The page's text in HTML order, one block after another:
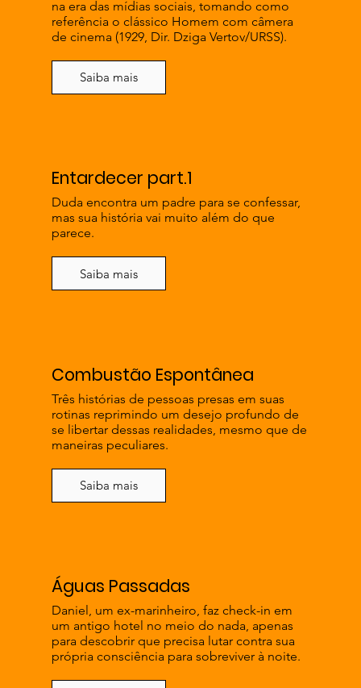
na era das mídias sociais, tomando como
referência o clássico Homem com câmera
de cinema (1929, Dir. Dziga Vertov/URSS).
Saiba mais
Entardecer part.1
Duda encontra um padre para se confessar,
mas sua história vai muito além do que
parece.
Saiba mais
Combustão Espontânea
Três histórias de pessoas presas em suas
rotinas reprimindo um desejo profundo de
se libertar dessas realidades, mesmo que de
maneiras peculiares.
Saiba mais
Águas Passadas
Daniel, um ex-marinheiro, faz check-in em
um antigo hotel no meio do nada, apenas
para descobrir que precisa lutar contra sua
própria consciência para sobreviver à noite.